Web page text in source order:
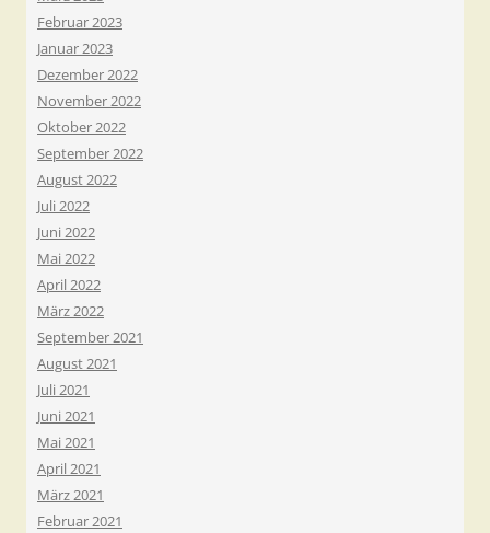
Februar 2023
Januar 2023
Dezember 2022
November 2022
Oktober 2022
September 2022
August 2022
Juli 2022
Juni 2022
Mai 2022
April 2022
März 2022
September 2021
August 2021
Juli 2021
Juni 2021
Mai 2021
April 2021
März 2021
Februar 2021